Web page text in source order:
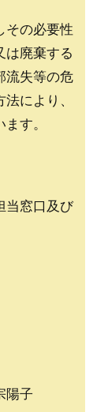
その必要性
は廃棄する
流失等の危
により、
す。
当窓口及び
陽子